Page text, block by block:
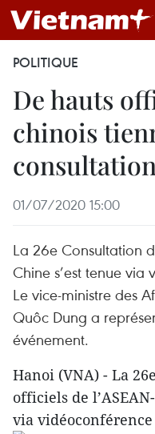
POLITIQUE
De hauts
chinois
consultation
01/07/2020 15:00
La 26e Consultation
Chine s’est tenue via
Le vice-ministre des
Quôc Dung a
événement.
Hanoi (VNA) - La
officiels de
via